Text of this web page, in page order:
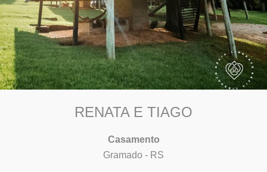
RENATA E TIAGO
Casamento
Gramado - RS